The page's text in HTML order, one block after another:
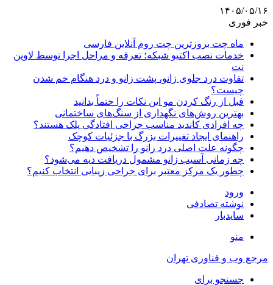
۱۴۰۵/۰۵/۱۶
خبر فوری
ماه چت بروزترین چت روم آنلاین فارسی
خدمات نصب اکتیو شبکه؛ تعرفه و مراحل اجرا توسط لاوین
نت
تفاوت درد جلوی زانو، پشت زانو و درد هنگام خم شدن
چیست؟
قبل از رنگ کردن مو این نکات را حتماً بدانید
بهترین روش‌های نگهداری از سنگ‌های ساختمانی
چه افرادی کاندید مناسب جراحی افتادگی پلک هستند؟
راهنمای ایجاد تغییرات بزرگ با جزئیات کوچک
چگونه علت اصلی درد زانو را تشخیص دهیم؟
چه زمانی آسیب زانو مشمول دریافت دیه می‌شود؟
چطور یک مرکز معتبر برای جراحی زیبایی انتخاب کنیم؟
ورود
نوشته تصادفی
سایدبار
منو
مرجع وب و فناوری تهران
جستجو برای